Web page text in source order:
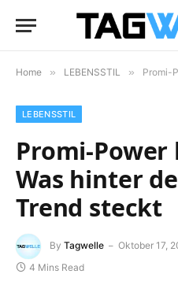
Home » LEBENSSTIL » Promi-
LEBENSSTIL
Promi-Power
Was hinter
Trend steckt
By Tagwelle Oktober 17,
4 Mins Read